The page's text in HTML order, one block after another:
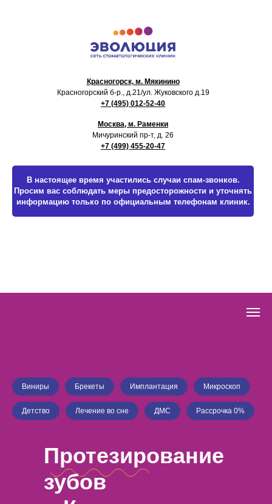
Красногорск, м. Мякинино
Красногорский б-р., д.21/ул. Жуковского д.19
+7 (495) 012-52-40
Москва, м. Раменки
Мичуринский пр-т, д. 26
+7 (499) 455-20-47
В настоящее время участились случаи спам-звонков.
Просим вас соблюдать меры предосторожности и уточнять
информацию только по официальным телефонам клиник.
Виниры Брекеты Имплантация Микроскоп
Детство Лечение во сне ДМС Рассрочка 0%
Протезирование
зубов